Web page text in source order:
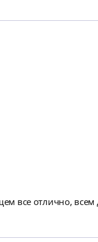
все отлично, всем